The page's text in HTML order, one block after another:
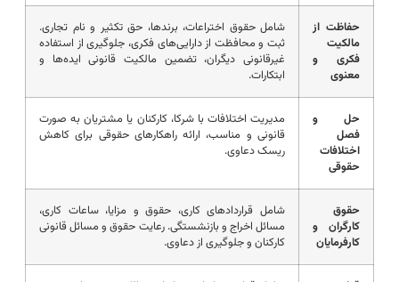
حفاظت از
مالکیت
فکری و
معنوی
شامل حقوق اختراعات، برندها، حق تکثیر و نام تجاری.
ثبت و محافظت از دارایی‌های فکری، جلوگیری از استفاده
غیرقانونی دیگران، تضمین مالکیت قانونی ایده‌ها و
ابتکارات.
حل و
فصل
اختلافات
حقوقی
مدیریت اختلافات با شرکا، کارکنان یا مشتریان به صورت
قانونی و مناسب، ارائه راهکارهای حقوقی برای کاهش
ریسک دعاوی.
حقوق
کارگران و
کارفرمایان
شامل قراردادهای کاری، حقوق و مزایا، ساعات کاری،
مسائل اخراج و بازنشستگی. رعایت حقوق و مسائل قانونی
کارکنان و جلوگیری از دعاوی.